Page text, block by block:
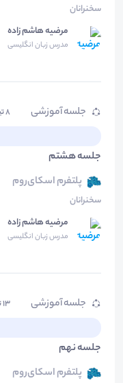
سخنرانان
مرضیه هاشم زاده
مدرس زبان انگلیسی
جلسه آموزشی
۸ تیر - ۱۲:۳۰ تا ۱۳:۴۵
جلسه هشتم
پلتفرم اسکای‌روم
سخنرانان
مرضیه هاشم زاده
مدرس زبان انگلیسی
جلسه آموزشی
۱۳ تیر - ۱۲:۳۰ تا ۱۳:۴۵
جلسه نهم
پلتفرم اسکای‌روم